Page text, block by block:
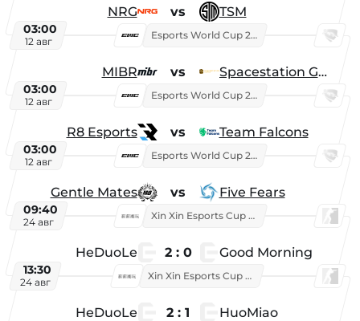
NRG vs TSM
03:00
12 авг
Esports World Cup 2026
MIBR vs Spacestation Gaming
03:00
12 авг
Esports World Cup 2026
R8 Esports vs Team Falcons
03:00
12 авг
Esports World Cup 2026
Gentle Mates vs Five Fears
09:40
24 авг
Xin Xin Esports Cup 2025
HeDuoLe 2 : 0 Good Morning
13:30
24 авг
Xin Xin Esports Cup 2026
HeDuoLe 2 : 1 HuoMiao